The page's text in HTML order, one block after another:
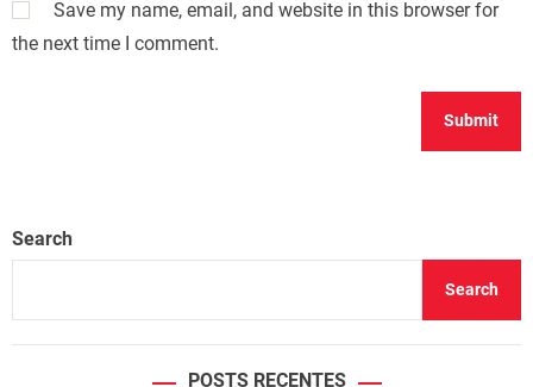
Save my name, email, and website in this browser for
the next time I comment.
Search
Search
POSTS RECENTES